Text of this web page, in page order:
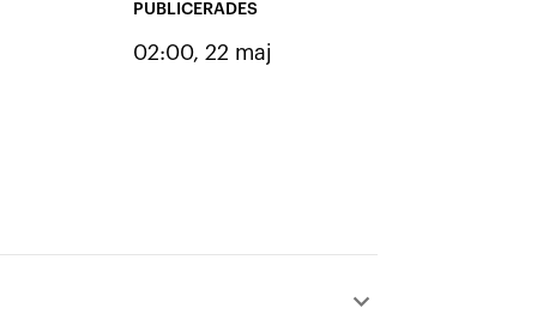
PUBLICERADES
02:00, 22 maj
keyboard_arrow_up